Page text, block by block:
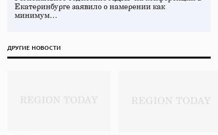
Екатеринбурге заявило о намерении как
минимум…
ДРУГИЕ НОВОСТИ